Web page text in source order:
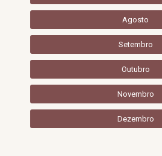
Agosto
Setembro
Outubro
Novembro
Dezembro